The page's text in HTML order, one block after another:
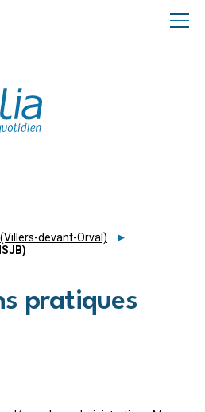
devant-Orval)
pratiques